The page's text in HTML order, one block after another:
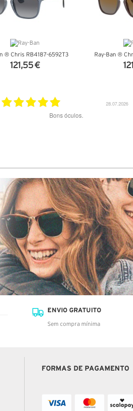
® Chris RB4187-6592T3
121,55 €
Ray-Ban ®
Excelente serviço.
Muito
ENVIO GRATUITO
Sem compra mínima
FORMAS DE PAGAMENTO